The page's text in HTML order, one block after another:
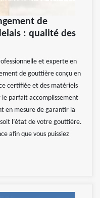
de
: qualité des
et experte en
de gouttière conçu en
certifiée et des matériels
le parfait accomplissement
en mesure de garantir la
l’état de votre gouttière.
afin que vous puissiez